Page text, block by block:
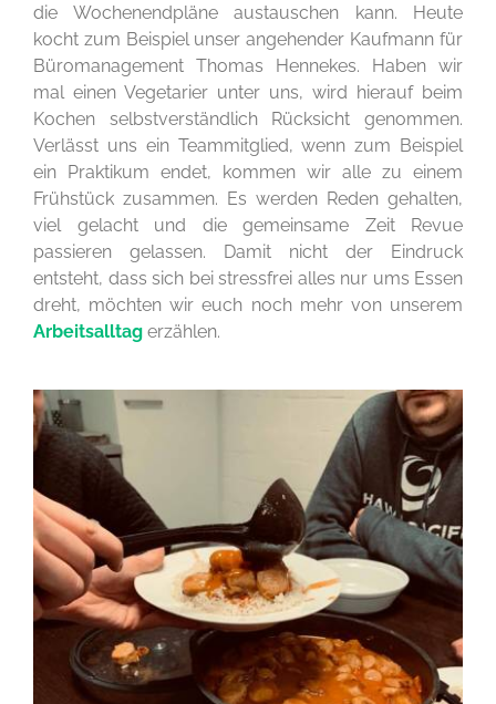
die Wochenendpläne austauschen kann. Heute
kocht zum Beispiel unser angehender Kaufmann für
Büromanagement Thomas Hennekes. Haben wir
mal einen Vegetarier unter uns, wird hierauf beim
Kochen selbstverständlich Rücksicht genommen.
Verlässt uns ein Teammitglied, wenn zum Beispiel
ein Praktikum endet, kommen wir alle zu einem
Frühstück zusammen. Es werden Reden gehalten,
viel gelacht und die gemeinsame Zeit Revue
passieren gelassen. Damit nicht der Eindruck
entsteht, dass sich bei stressfrei alles nur ums Essen
dreht, möchten wir euch noch mehr von unserem
Arbeitsalltag erzählen.